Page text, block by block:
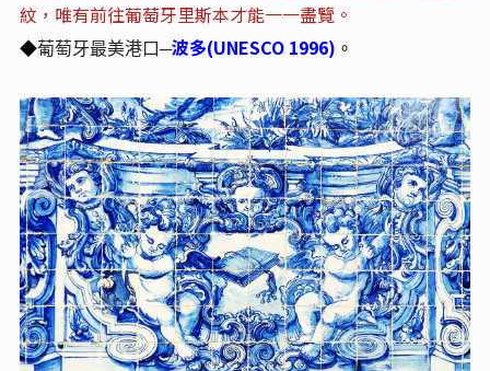
紋，唯有前往葡萄牙里斯本才能一一盡覽。
◆葡萄牙最美港口─波多(UNESCO 1996) 。